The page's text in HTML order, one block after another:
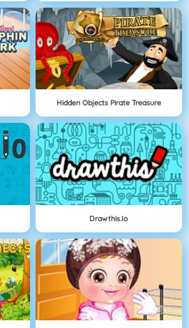
Hidden Objects Pirate Treasure
Drawthis.io